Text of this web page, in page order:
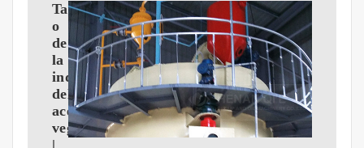
Tama?
o
de
la
industria
del
aceite
vegetal